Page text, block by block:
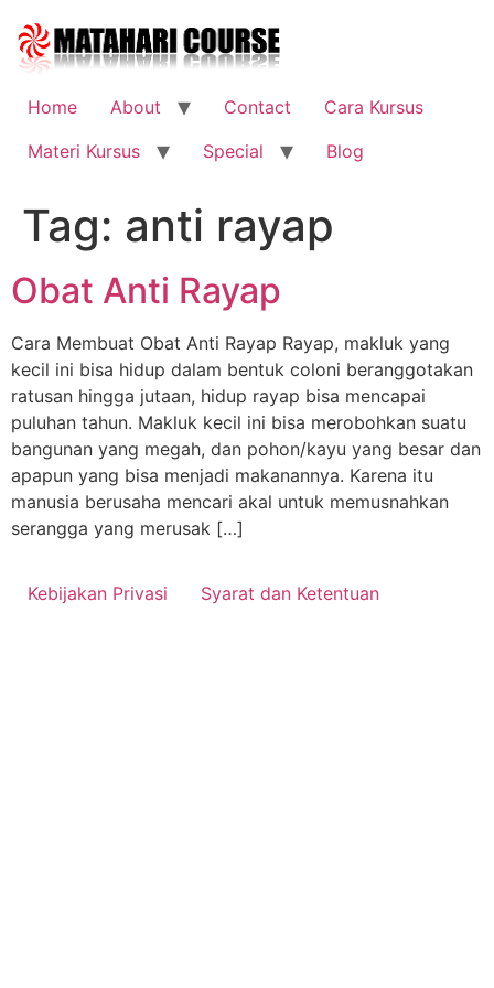
content
Home
About Contact
Cara Kursus
Materi Kursus
Special Blog
Tag: anti rayap
Obat Anti Rayap
Cara Membuat Obat Anti Rayap Rayap, makluk yang
kecil ini bisa hidup dalam bentuk coloni beranggotakan
ratusan hingga jutaan, hidup rayap bisa mencapai
puluhan tahun. Makluk kecil ini bisa merobohkan suatu
bangunan yang megah, dan pohon/kayu yang besar dan
apapun yang bisa menjadi makanannya. Karena itu
manusia berusaha mencari akal untuk memusnahkan
serangga yang merusak […]
Kebijakan Privasi Syarat dan Ketentuan